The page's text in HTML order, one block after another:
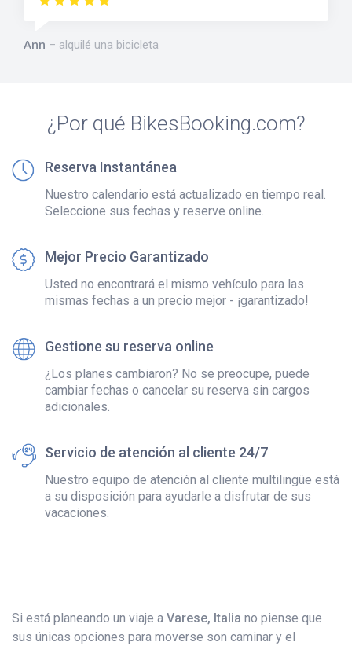
Ann alquilé una bicicleta
¿Por qué BikesBooking.com?
Reserva Instantánea
Nuestro calendario está actualizado en tiempo real.
Seleccione sus fechas y reserve online.
Mejor Precio Garantizado
Usted no encontrará el mismo vehículo para las
mismas fechas a un precio mejor - ¡garantizado!
Gestione su reserva online
¿Los planes cambiaron? No se preocupe, puede
cambiar fechas o cancelar su reserva sin cargos
adicionales.
Servicio de atención al cliente 24/7
Nuestro equipo de atención al cliente multilingüe está
a su disposición para ayudarle a disfrutar de sus
vacaciones.
Si está planeando un viaje a Varese, Italia no piense que
sus únicas opciones para moverse son caminar y el